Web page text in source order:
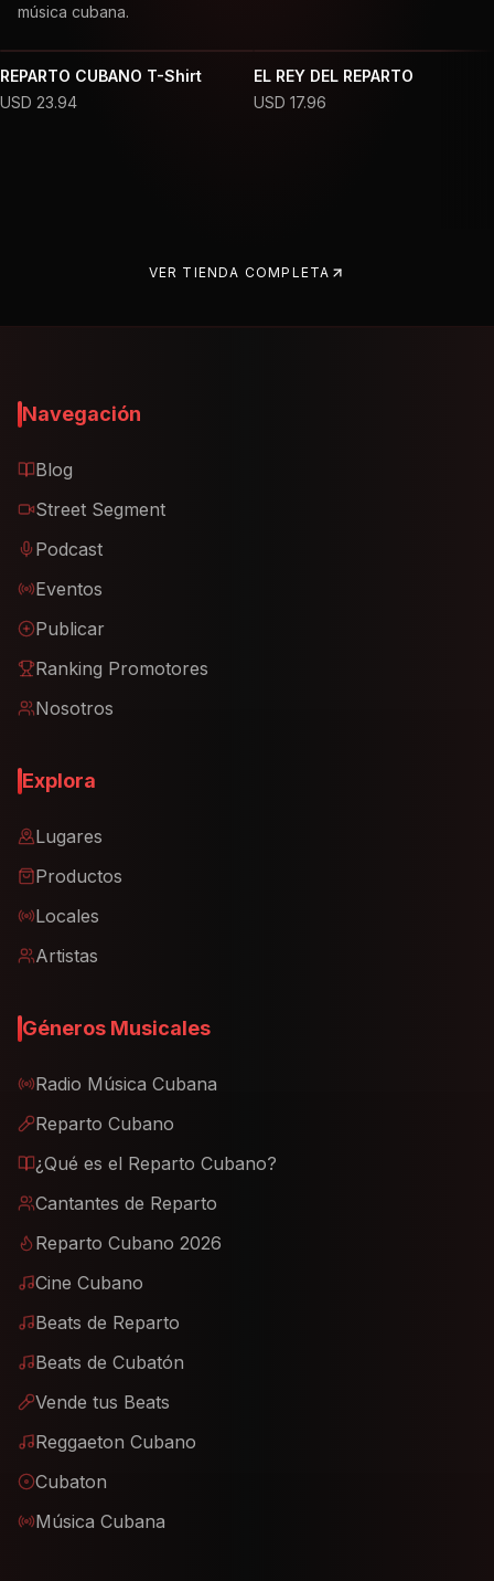
música cubana.
REPARTO CUBANO T-Shirt
USD 23.94
EL REY DEL REPARTO
USD 17.96
VER TIENDA COMPLETA
Navegación
Blog
Street Segment
Podcast
Eventos
Publicar
Ranking Promotores
Nosotros
Explora
Lugares
Productos
Locales
Artistas
Géneros Musicales
Radio Música Cubana
Reparto Cubano
¿Qué es el Reparto Cubano?
Cantantes de Reparto
Reparto Cubano 2026
Cine Cubano
Beats de Reparto
Beats de Cubatón
Vende tus Beats
Reggaeton Cubano
Cubaton
Música Cubana